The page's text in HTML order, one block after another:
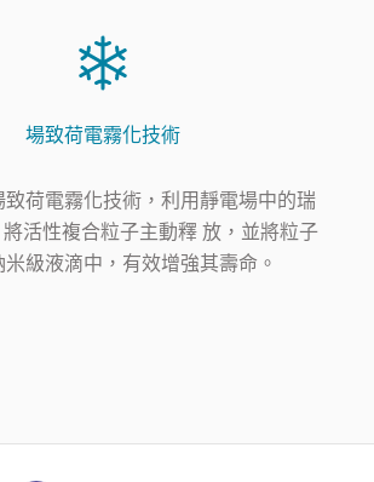
場致荷電霧化技術
荷電霧化技術，利用靜電場中的瑞
活性複合粒子主動釋 放，並將粒子
米級液滴中，有效增強其壽命。